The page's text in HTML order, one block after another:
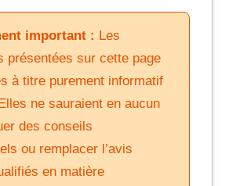
important : Les
présentées sur cette page
à titre purement informatif
ne sauraient en aucun
des conseils
ou remplacer l’avis
en matière